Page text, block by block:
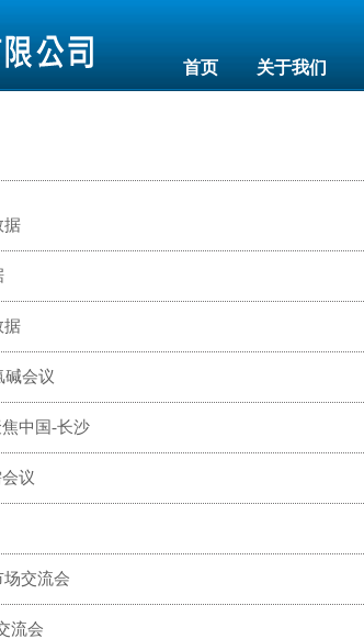
首页 关于我们
据
据
碱会议
中国-长沙
议
场交流会
流会